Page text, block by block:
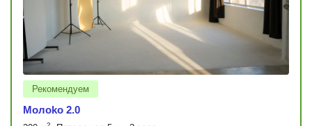
Рекомендуем
Moлoko 2.0